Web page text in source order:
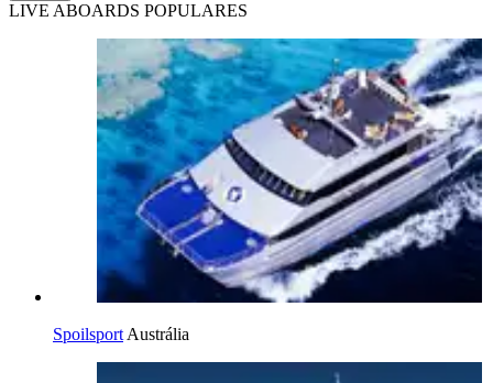
LIVE ABOARDS POPULARES
Spoilsport Austrália